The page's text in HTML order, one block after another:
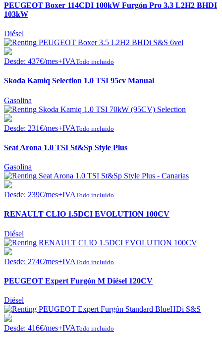
PEUGEOT Boxer 114CDI 100kW Furgón Pro 3.3 L2H2 BHDI
103kW
Diésel
Desde: 437€/mes+IVATodo incluido
Skoda Kamiq Selection 1.0 TSI 95cv Manual
Gasolina
Desde: 231€/mes+IVATodo incluido
Seat Arona 1.0 TSI St&Sp Style Plus
Gasolina
Desde: 239€/mes+IVATodo incluido
RENAULT CLIO 1.5DCI EVOLUTION 100CV
Diésel
Desde: 274€/mes+IVATodo incluido
PEUGEOT Expert Furgón M Diésel 120CV
Diésel
Desde: 416€/mes+IVATodo incluido